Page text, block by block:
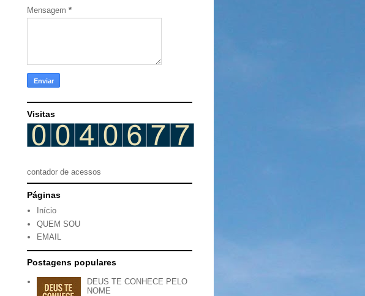
Mensagem *
Visitas
contador de acessos
Páginas
Início
QUEM SOU
EMAIL
Postagens populares
DEUS TE CONHECE PELO
NOME